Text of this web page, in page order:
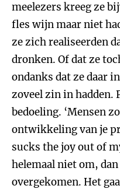
meelezers kreeg ze
fles wijn maar niet
ze zich realiseerden
dronken. Of dat ze
ondanks dat ze daar
zoveel zin in hadden.
bedoeling. ‘Mensen
ontwikkeling van je
sucks the joy out of
helemaal niet om,
overgekomen. Het